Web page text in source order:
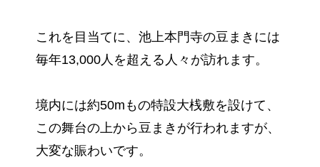
これを目当てに、池上本門寺の豆まきには
毎年13,000人を超える人々が訪れます。
境内には約50mもの特設大桟敷を設けて、
この舞台の上から豆まきが行われますが、
大変な賑わいです。